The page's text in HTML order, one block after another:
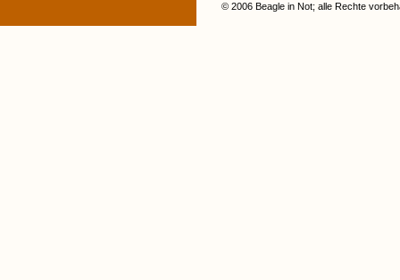
© 2006 Beagle in Not; alle Rechte